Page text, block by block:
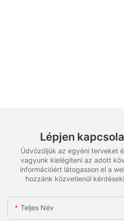
Lépjen
Üdvözöljük az egyéni terveket
vagyunk kielégíteni az adott
információért látogasson el a
hozzánk közvetlenül
Teljes Név